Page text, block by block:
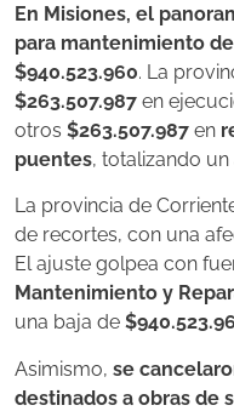
En Misiones, el
para mantenimiento
$940.523.960. La
$263.507.987 en
otros $263.507.987 en
puentes, totalizando
La provincia de
de recortes, con una
El ajuste golpea con
Mantenimiento y
una baja de
Asimismo, se
destinados a obras de